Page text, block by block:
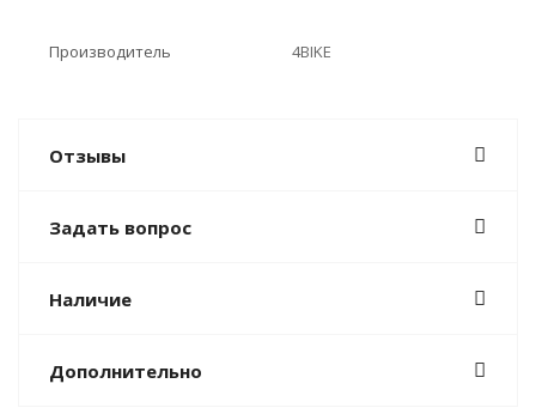
Производитель 4BIKE
Отзывы
Задать вопрос
Наличие
Дополнительно